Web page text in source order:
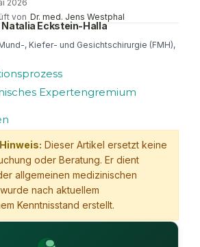
2026
von Dr. med. Jens Westphal
Natalia Eckstein-Halla
, Kiefer- und Gesichtschirurgie (FMH),
Expertengremium
Dieser Artikel ersetzt keine
oder Beratung. Er dient
allgemeinen medizinischen
nach aktuellem
Kenntnisstand erstellt.